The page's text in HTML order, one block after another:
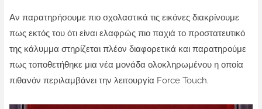
Αν παρατηρήσουμε πιο σχολαστικά τις εικόνες διακρίνουμε
πως εκτός του ότι είναι ελαφρώς πιο παχιά το προστατευτικό
της κάλυμμα στηρίζεται πλέον διαφορετικά και παρατηρούμε
πως τοποθετήθηκε μια νέα μονάδα ολοκληρωμένου η οποία
πιθανόν περιλαμβάνει την λειτουργία Force Touch.